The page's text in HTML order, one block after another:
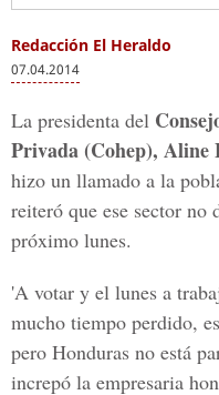
Redacción El Heraldo
07.04.2014
La presidenta del
Privada (Cohep), Aline
hizo un llamado a la
reiteró que ese sector no
próximo lunes.
'A votar y el lunes a
mucho tiempo perdido,
pero Honduras no está
increpó la empresaria